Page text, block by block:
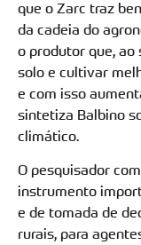
que o Zarc traz
da cadeia do
o produtor que, ao
solo e cultivar
e com isso
sintetiza Balbino
climático.
O pesquisador
instrumento
e de tomada de
rurais, para